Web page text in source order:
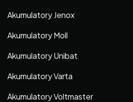
Akumulatory Jenox
Akumulatory Moll
Akumulatory Unibat
Akumulatory Varta
Akumulatory Voltmaster